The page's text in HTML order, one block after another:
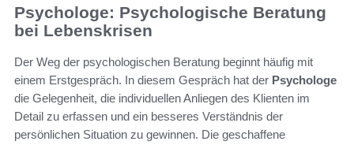
Psychologe: Psychologische Beratung
bei Lebenskrisen
Der Weg der psychologischen Beratung beginnt häufig mit
einem Erstgespräch. In diesem Gespräch hat der Psychologe
die Gelegenheit, die individuellen Anliegen des Klienten im
Detail zu erfassen und ein besseres Verständnis der
persönlichen Situation zu gewinnen. Die geschaffene